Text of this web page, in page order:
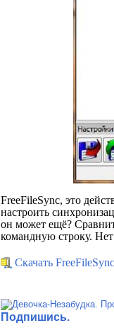
FreeFileSync, это
настроить
он может ещё?
командную строку.
Скачать FreeFileSync
Подпишись.